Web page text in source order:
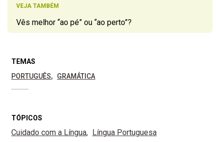
VEJA TAMBÉM
Vês melhor “ao pé” ou “ao perto”?
TEMAS
PORTUGUÊS
GRAMÁTICA
TÓPICOS
Cuidado com a Língua Língua Portuguesa